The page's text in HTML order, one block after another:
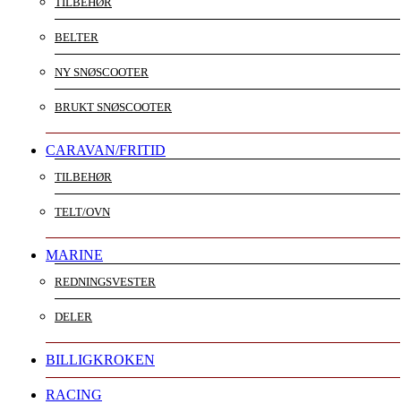
BELTER
NY SNØSCOOTER
BRUKT SNØSCOOTER
CARAVAN/FRITID
TILBEHØR
TELT/OVN
MARINE
REDNINGSVESTER
DELER
BILLIGKROKEN
RACING